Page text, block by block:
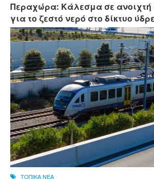
Περαχώρα: Κάλεσμα σε ανοιχτή
για το ζεστό νερό στο δίκτυο
ΤΟΠΙΚΑ ΝΕΑ